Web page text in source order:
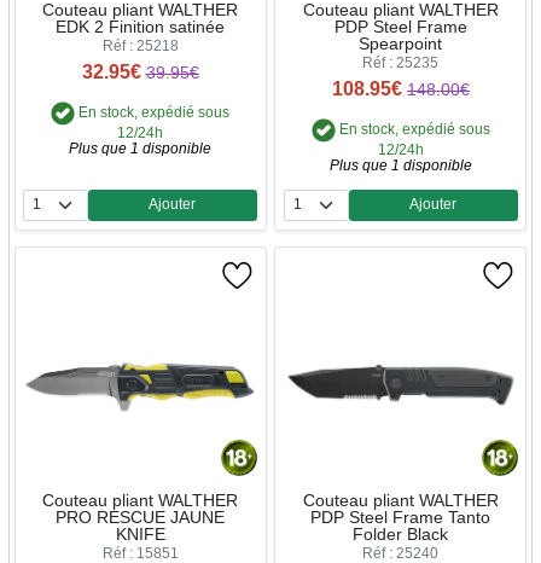
Couteau pliant WALTHER
EDK 2 Finition satinée
Réf : 25218
32.95€ 39.95€
En stock, expédié sous
12/24h
Plus que 1 disponible
Quantité
Ajouter
Couteau pliant WALTHER
PDP Steel Frame
Spearpoint
Réf : 25235
108.95€ 148.00€
En stock, expédié sous
12/24h
Plus que 1 disponible
Quantité
Ajouter
Couteau pliant WALTHER
PRO RESCUE JAUNE
KNIFE
Réf : 15851
Couteau pliant WALTHER
PDP Steel Frame Tanto
Folder Black
Réf : 25240